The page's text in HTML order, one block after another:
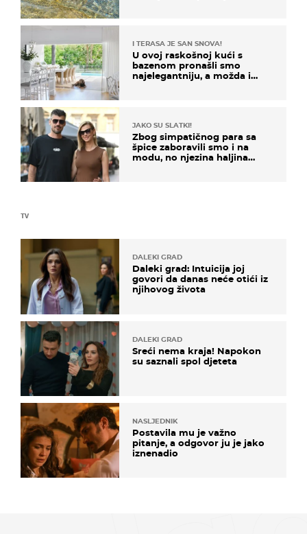
TV
DALEKI GRAD
Daleki grad: Intuicija joj
govori da danas neće otići iz
njihovog života
DALEKI GRAD
Sreći nema kraja! Napokon
su saznali spol djeteta
NASLJEDNIK
Postavila mu je važno
pitanje, a odgovor ju je jako
iznenadio
I TERASA JE SAN SNOVA!
U ovoj raskošnoj kući s
bazenom pronašli smo
najelegantniju, a možda i
JAKO SU SLATKI!
Zbog simpatičnog para sa
špice zaboravili smo i na
modu, no njezina haljina